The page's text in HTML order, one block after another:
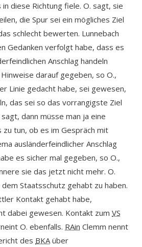
diese Richtung fiele. O. sagt, sie
die Spur sei ein mögliches Ziel
schlecht bewerten. Lunnebach
Gedanken verfolgt habe, dass es
Anschlag handeln
darauf gegeben, so O.,
Linie gedacht habe, sei gewesen,
das sei so das vorrangigste Ziel
dann müsse man ja eine
zu tun, ob es im Gespräch mit
ausländerfeindlicher Anschlag
es sicher mal gegeben, so O.,
sie das jetzt nicht mehr. O.
Staatsschutz gehabt zu haben.
Kontakt gehabt habe,
dabei gewesen. Kontakt zum VS
O. ebenfalls. RAin Clemm nennt
des BKAüber